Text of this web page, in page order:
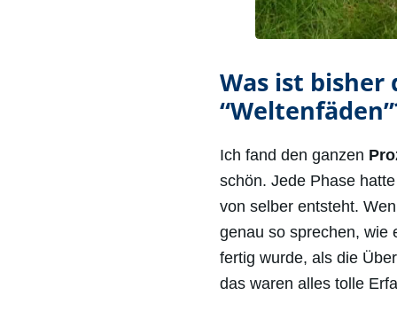
Was ist
Ich fand den ganzen
schön. Jede Phase
von selber entsteht.
genau so sprechen, wie
fertig wurde, als die
das waren alles tolle